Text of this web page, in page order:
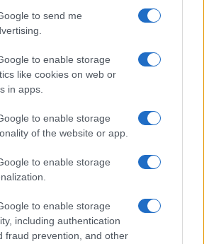
to send me
to enable storage
like cookies on web or
in apps.
to enable storage
of the website or app.
to enable storage
to enable storage
including authentication
fraud prevention, and other
di Gallura Oggi e ricevi le nostre
le ultime notizie pubblicate
come piattaforma di
alla newsletter accetti che le
qui l'informativa sulla privacy
nel piè di pagina delle